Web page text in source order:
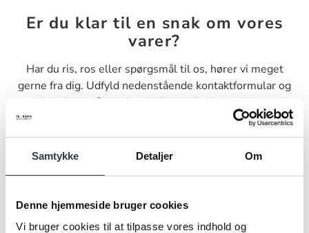
Samtykke Detaljer Om
Denne hjemmeside bruger cookies
Vi bruger cookies til at tilpasse vores indhold og
Er du klar til en snak om vores
varer?
Har du ris, ros eller spørgsmål til os, hører vi meget
gerne fra dig. Udfyld nedenstående kontaktformular og
send den til os, så vender vi tilbage til dig hurtigst muligt.
Navn*